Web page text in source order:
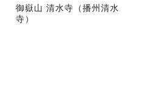
御嶽山 清水寺（播州清水
寺）